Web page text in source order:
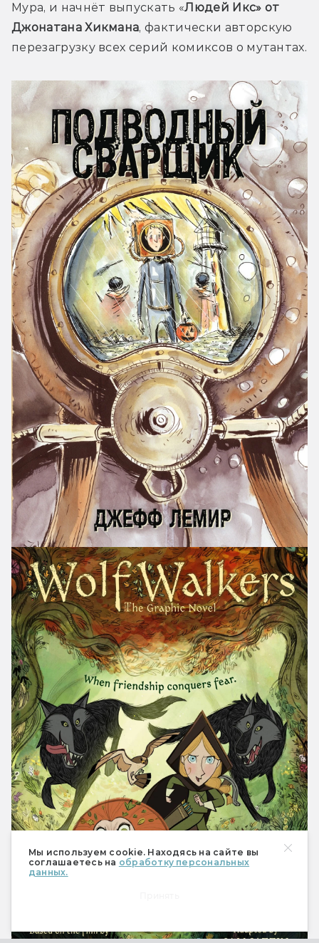
Мы используем cookie. Находясь на сайте вы
соглашаетесь на обработку персональных
данных.
Мура, и начнёт выпускать «Людей Икс» от
Джонатана Хикмана, фактически авторскую
перезагрузку всех серий комиксов о мутантах.